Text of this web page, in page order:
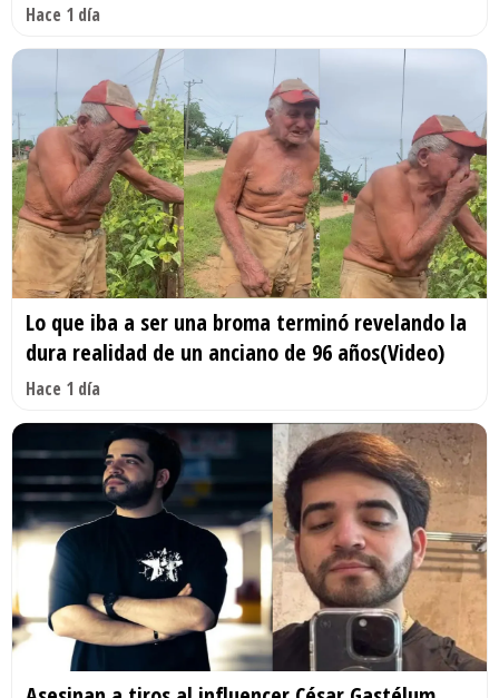
Hace 1 día
Lo que iba a ser una broma terminó revelando la
dura realidad de un anciano de 96 años(Video)
Hace 1 día